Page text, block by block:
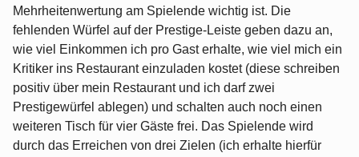
Mehrheitenwertung am Spielende wichtig ist. Die
fehlenden Würfel auf der Prestige-Leiste geben dazu an,
wie viel Einkommen ich pro Gast erhalte, wie viel mich ein
Kritiker ins Restaurant einzuladen kostet (diese schreiben
positiv über mein Restaurant und ich darf zwei
Prestigewürfel ablegen) und schalten auch noch einen
weiteren Tisch für vier Gäste frei. Das Spielende wird
durch das Erreichen von drei Zielen (ich erhalte hierfür